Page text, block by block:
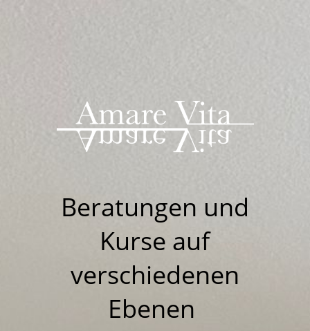
Beratungen und
Kurse auf
verschiedenen
Ebenen